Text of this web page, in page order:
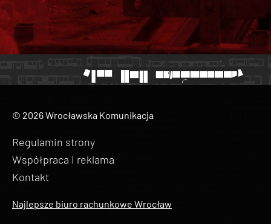
© 2026 Wrocławska Komunikacja
Regulamin strony
Współpraca i reklama
Kontakt
Najlepsze biuro rachunkowe Wrocław